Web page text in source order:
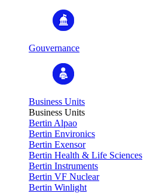
Gouvernance
Business Units
Business Units
Bertin Alpao
Bertin Environics
Bertin Exensor
Bertin Health & Life Sciences
Bertin Instruments
Bertin VF Nuclear
Bertin Winlight